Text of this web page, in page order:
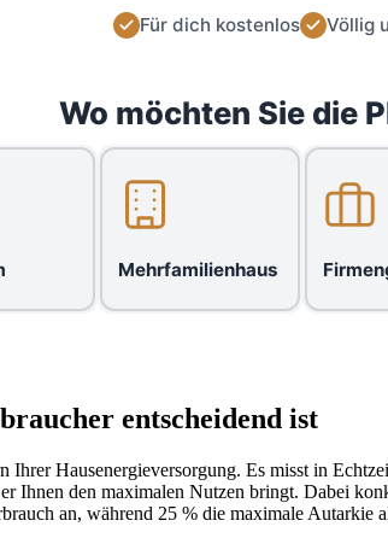
Für dich kostenlos Völlig
Wo möchten Sie die
Mehrfamilienhaus
entscheidend ist
Ihrer Hausenergieversorgung. Es misst in
Ihnen den maximalen Nutzen bringt. Dabei
an, während 25 % die maximale Autarkie